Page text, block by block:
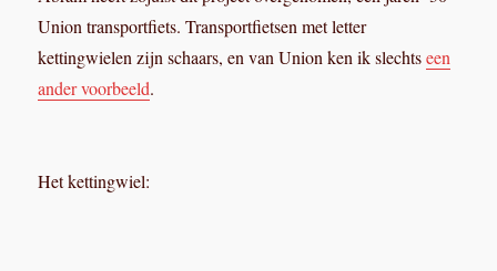
Union transportfiets. Transportfietsen met letter
kettingwielen zijn schaars, en van Union ken ik slechtseen
ander voorbeeld.
Het kettingwiel: